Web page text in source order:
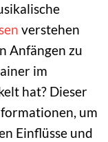
verstehen
Anfängen zu
im
hat? Dieser
um
Einflüsse und